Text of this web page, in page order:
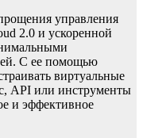
управления
2.0 и ускоренной
С ее помощью
виртуальные
API или инструменты
и эффективное